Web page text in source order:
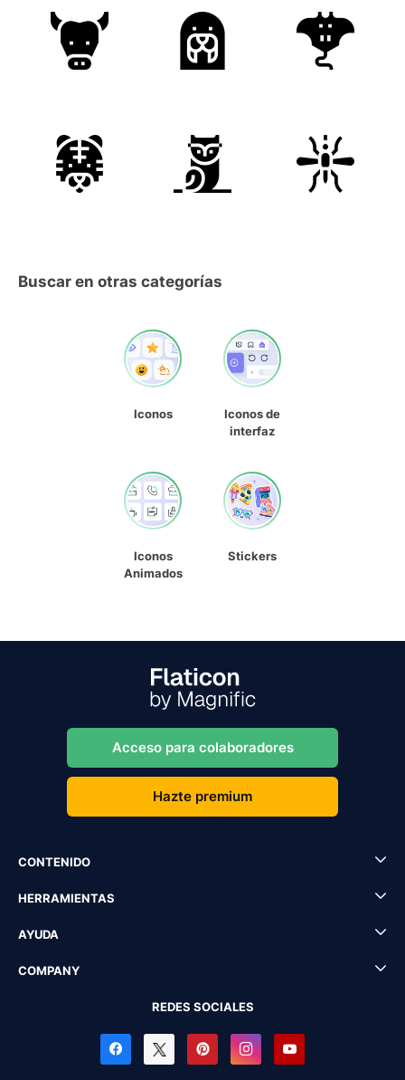
Buscar en otras categorías
Iconos
Iconos de
interfaz
Iconos
Animados
Stickers
Acceso para colaboradores
Hazte premium
CONTENIDO
HERRAMIENTAS
AYUDA
COMPANY
REDES SOCIALES